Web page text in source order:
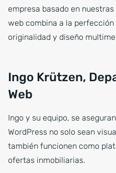
empresa basado en
web combina a la
originalidad y diseño
Ingo Krützen,
Web
Ingo y su equipo, se
WordPress no solo sean
también funcionen como
ofertas inmobiliarias.